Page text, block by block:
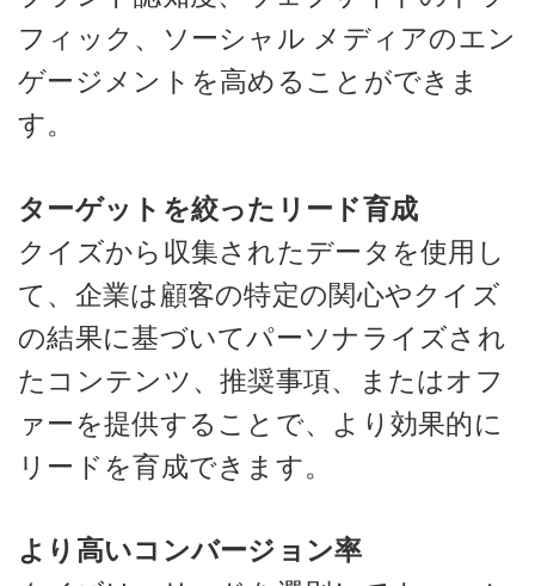
フィック、ソーシャル メディアのエン
ゲージメントを高めることができま
す。
ターゲットを絞ったリード育成
クイズから収集されたデータを使用し
て、企業は顧客の特定の関心やクイズ
の結果に基づいてパーソナライズされ
たコンテンツ、推奨事項、またはオフ
ァーを提供することで、より効果的に
リードを育成できます。
より高いコンバージョン率